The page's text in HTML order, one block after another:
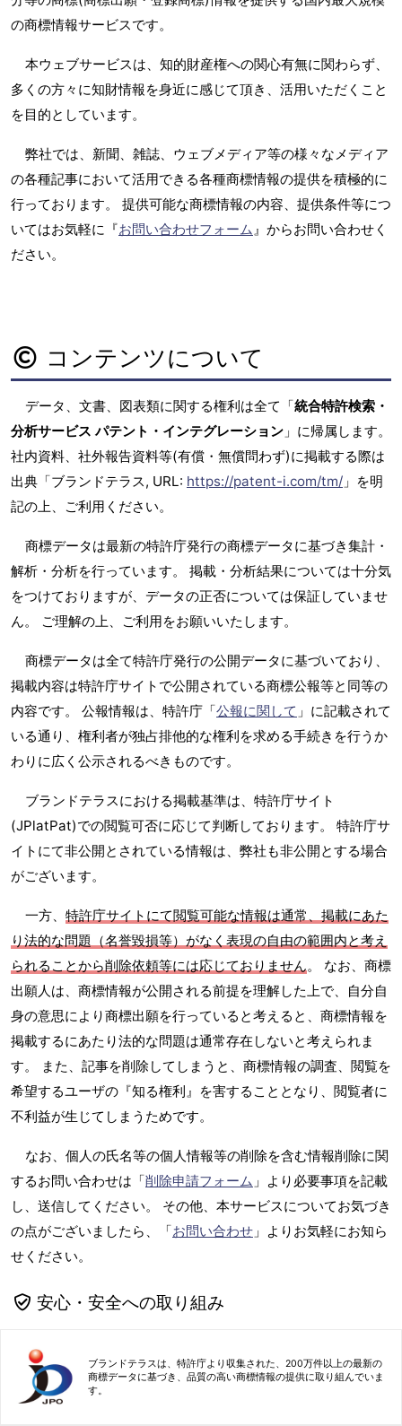
の商標情報サービスです。
本ウェブサービスは、知的財産権への関心有無に関わらず、
多くの方々に知財情報を身近に感じて頂き、活用いただくこと
を目的としています。
弊社では、新聞、雑誌、ウェブメディア等の様々なメディア
の各種記事において活用できる各種商標情報の提供を積極的に
行っております。 提供可能な商標情報の内容、提供条件等につ
いてはお気軽に『お問い合わせフォーム』からお問い合わせく
ださい。
コンテンツについて
データ、文書、図表類に関する権利は全て「統合特許検索・
分析サービス パテント・インテグレーション 」に帰属します。
社内資料、社外報告資料等(有償・無償問わず)に掲載する際は
出典「ブランドテラス, URL: https://patent-i.com/tm/ 」を明
記の上、ご利用ください。
商標データは最新の特許庁発行の商標データに基づき集計・
解析・分析を行っています。 掲載・分析結果については十分気
をつけておりますが、データの正否については保証していませ
ん。 ご理解の上、ご利用をお願いいたします。
商標データは全て特許庁発行の公開データに基づいており、
掲載内容は特許庁サイトで公開されている商標公報等と同等の
内容です。 公報情報は、特許庁「公報に関して 」に記載されて
いる通り、権利者が独占排他的な権利を求める手続きを行うか
わりに広く公示されるべきものです。
ブランドテラスにおける掲載基準は、特許庁サイト
(JPlatPat)での閲覧可否に応じて判断しております。 特許庁サ
イトにて非公開とされている情報は、弊社も非公開とする場合
がございます。
一方、 特許庁サイトにて閲覧可能な情報は通常、掲載にあた
り法的な問題（名誉毀損等）がなく表現の自由の範囲内と考え
られることから削除依頼等には応じておりません。 なお、商標
出願人は、商標情報が公開される前提を理解した上で、自分自
身の意思により商標出願を行っていると考えると、商標情報を
掲載するにあたり法的な問題は通常存在しないと考えられま
す。 また、記事を削除してしまうと、商標情報の調査、閲覧を
希望するユーザの『知る権利』を害することとなり、閲覧者に
不利益が生じてしまうためです。
なお、個人の氏名等の個人情報等の削除を含む情報削除に関
するお問い合わせは「削除申請フォーム 」より必要事項を記載
し、送信してください。 その他、本サービスについてお気づき
の点がございましたら、「お問い合わせ 」よりお気軽にお知ら
せください。
安心・安全への取り組み
ブランドテラスは、特許庁より収集された、200万件以上の最新の
商標データに基づき、品質の高い商標情報の提供に取り組んでいま
す。